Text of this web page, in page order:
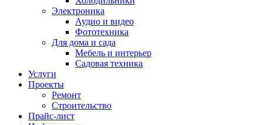
Электроника
Аудио и видео
Фототехника
Для дома и сада
Мебель и интерьер
Садовая техника
Услуги
Проекты
Ремонт
Строительство
Прайс-лист